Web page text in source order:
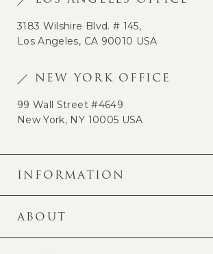
3183 Wilshire Blvd. # 145,
Los Angeles, CA 90010 USA
NEW YORK OFFICE
99 Wall Street #4649
New York, NY 10005 USA
INFORMATION
ABOUT